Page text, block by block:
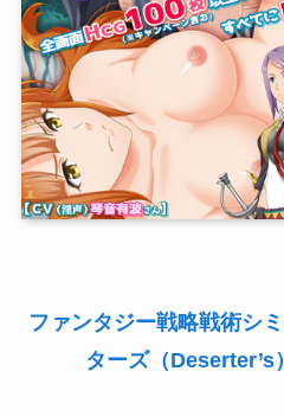
ファンタジー戦略戦術シ
ターズ（